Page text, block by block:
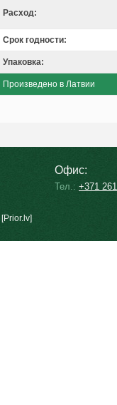
Расход:
Срок годности:
Упаковка:
Произведено в Латвии
[Prior.lv]
Офис:
Тел.: +371